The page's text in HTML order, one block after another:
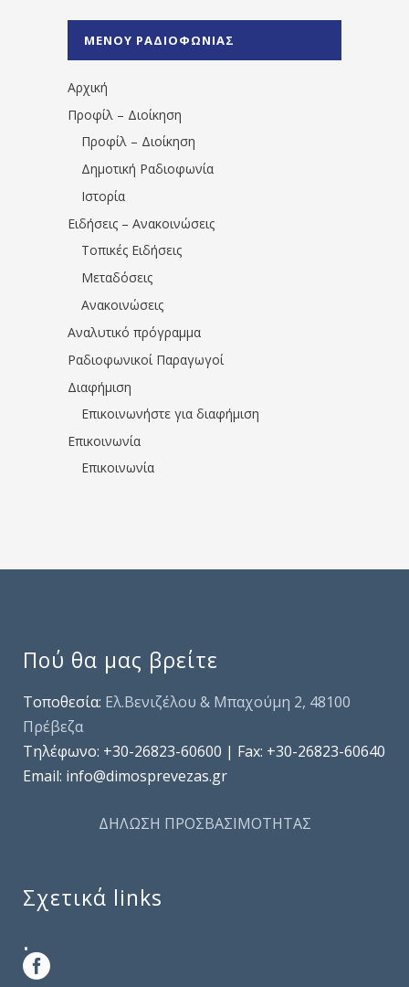
1531194763766854/" artist="" ]
ΜΕΝΟΥ ΡΑΔΙΟΦΩΝΙΑΣ
Αρχική
Προφίλ – Διοίκηση
Προφίλ – Διοίκηση
Δημοτική Ραδιοφωνία
Ιστορία
Ειδήσεις – Ανακοινώσεις
Τοπικές Ειδήσεις
Μεταδόσεις
Ανακοινώσεις
Αναλυτικό πρόγραμμα
Ραδιοφωνικοί Παραγωγοί
Διαφήμιση
Επικοινωνήστε για διαφήμιση
Επικοινωνία
Επικοινωνία
Πού θα μας βρείτε
Τοποθεσία: Ελ.Βενιζέλου & Μπαχούμη 2, 48100
Πρέβεζα
Τηλέφωνo: +30-26823-60600 | Fax: +30-26823-60640
Email: info@dimosprevezas.gr
ΔΗΛΩΣΗ ΠΡΟΣΒΑΣΙΜΟΤΗΤΑΣ
Σχετικά links
.